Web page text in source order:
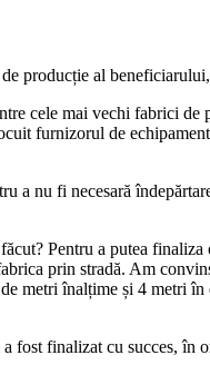
producție al
cele mai vechi fabrici
furnizorul de
a nu fi necesară
Pentru a putea finaliza
prin stradă. Am
metri înalțime și 4 metri
fost finalizat cu succes, în